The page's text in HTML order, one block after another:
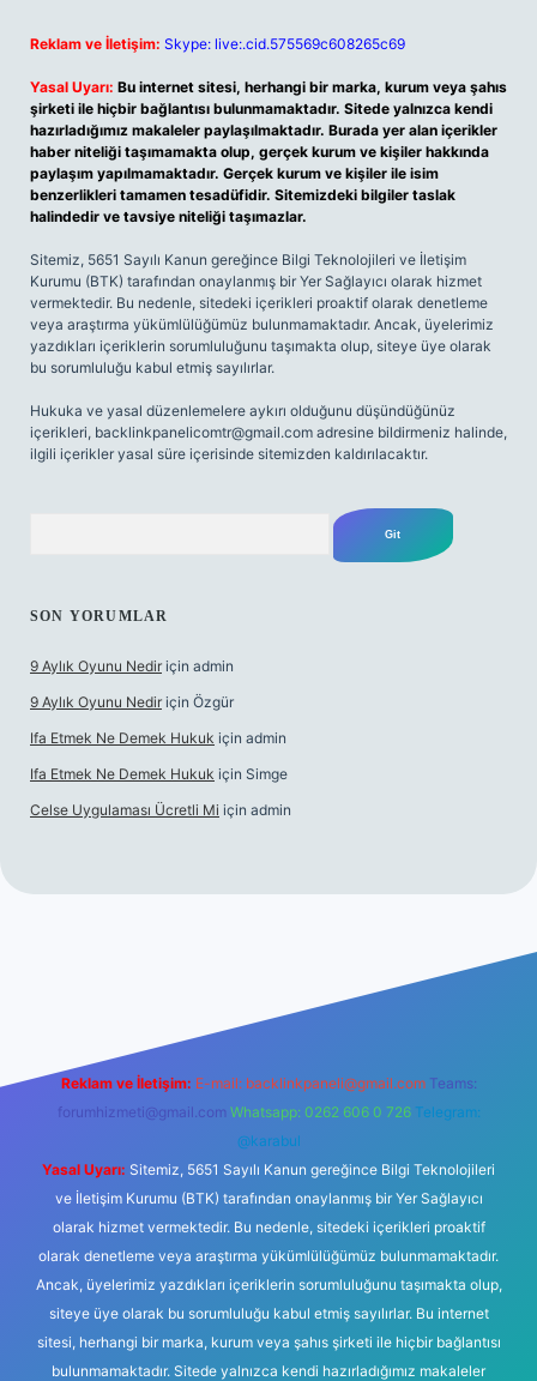
Reklam ve İletişim: Skype: live:.cid.575569c608265c69
Yasal Uyarı: Bu internet sitesi, herhangi bir marka, kurum veya şahıs
şirketi ile hiçbir bağlantısı bulunmamaktadır. Sitede yalnızca kendi
hazırladığımız makaleler paylaşılmaktadır. Burada yer alan içerikler
haber niteliği taşımamakta olup, gerçek kurum ve kişiler hakkında
paylaşım yapılmamaktadır. Gerçek kurum ve kişiler ile isim
benzerlikleri tamamen tesadüfidir. Sitemizdeki bilgiler taslak
halindedir ve tavsiye niteliği taşımazlar.
Sitemiz, 5651 Sayılı Kanun gereğince Bilgi Teknolojileri ve İletişim
Kurumu (BTK) tarafından onaylanmış bir Yer Sağlayıcı olarak hizmet
vermektedir. Bu nedenle, sitedeki içerikleri proaktif olarak denetleme
veya araştırma yükümlülüğümüz bulunmamaktadır. Ancak, üyelerimiz
yazdıkları içeriklerin sorumluluğunu taşımakta olup, siteye üye olarak
bu sorumluluğu kabul etmiş sayılırlar.
Hukuka ve yasal düzenlemelere aykırı olduğunu düşündüğünüz
içerikleri, backlinkpanelicomtr@gmail.com adresine bildirmeniz halinde,
ilgili içerikler yasal süre içerisinde sitemizden kaldırılacaktır.
SON YORUMLAR
9 Aylık Oyunu Nedir için admin
9 Aylık Oyunu Nedir için Özgür
Ifa Etmek Ne Demek Hukuk için admin
Ifa Etmek Ne Demek Hukuk için Simge
Celse Uygulaması Ücretli Mi için admin
Reklam ve İletişim: E-mail: backlinkpaneli@gmail.com Teams:
forumhizmeti@gmail.com Whatsapp: 0262 606 0 726 Telegram:
@karabul
Yasal Uyarı: Sitemiz, 5651 Sayılı Kanun gereğince Bilgi Teknolojileri
ve İletişim Kurumu (BTK) tarafından onaylanmış bir Yer Sağlayıcı
olarak hizmet vermektedir. Bu nedenle, sitedeki içerikleri proaktif
olarak denetleme veya araştırma yükümlülüğümüz bulunmamaktadır.
Ancak, üyelerimiz yazdıkları içeriklerin sorumluluğunu taşımakta olup,
siteye üye olarak bu sorumluluğu kabul etmiş sayılırlar. Bu internet
sitesi, herhangi bir marka, kurum veya şahıs şirketi ile hiçbir bağlantısı
bulunmamaktadır. Sitede yalnızca kendi hazırladığımız makaleler